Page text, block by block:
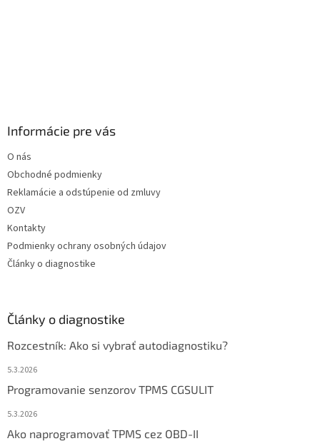
Informácie pre vás
O nás
Obchodné podmienky
Reklamácie a odstúpenie od zmluvy
OZV
Kontakty
Podmienky ochrany osobných údajov
Články o diagnostike
Články o diagnostike
Rozcestník: Ako si vybrať autodiagnostiku?
5.3.2026
Programovanie senzorov TPMS CGSULIT
5.3.2026
Ako naprogramovať TPMS cez OBD-II